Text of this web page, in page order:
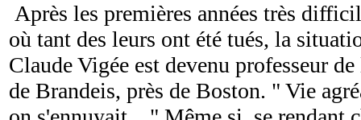
Après les premières années très
où tant des leurs ont été tués, la
Claude Vigée est devenu professeur
de Brandeis, près de Boston. " Vie